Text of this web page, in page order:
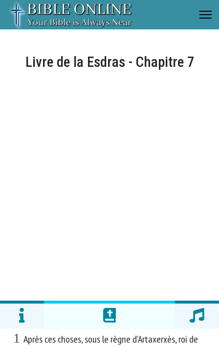
Livre de la Esdras - Chapitre 7
1 Après ces choses, sous le règne d'Artaxerxès, roi de